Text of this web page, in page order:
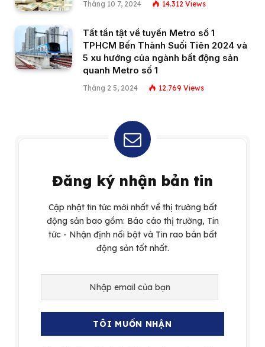
Tháng 10 7, 2024 14.312 Views
Tất tần tật về tuyến Metro số 1
TPHCM Bến Thành Suối Tiên 2024 và
5 xu hướng của ngành bất động sản
quanh Metro số 1
Tháng 2 5, 2024 12.769 Views
Đăng ký nhận bản tin
Cập nhật tin tức mới nhất về thị trường bất
động sản bao gồm: Báo cáo thị trường, Tin
tức - Nhận định nổi bật và Tin rao bán bất
động sản tốt nhất.